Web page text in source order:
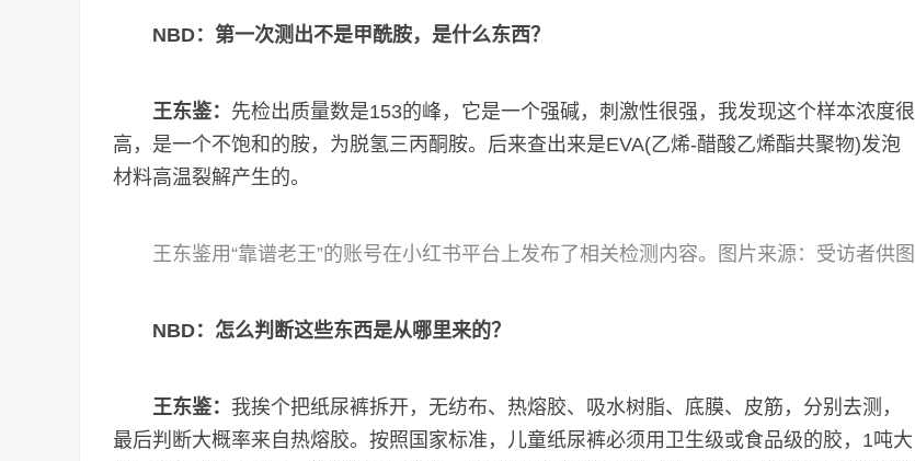
NBD：第一次测出不是甲酰胺，是什么东西？
王东鉴： 先检出质量数是153的峰，它是一个强碱，刺激性很强，我发现这个样本浓度很
高，是一个不饱和的胺，为脱氢三丙酮胺。后来查出来是EVA(乙烯-醋酸乙烯酯共聚物)发泡
材料高温裂解产生的。
王东鉴用“靠谱老王”的账号在小红书平台上发布了相关检测内容。图片来源：受访者供图
NBD：怎么判断这些东西是从哪里来的？
王东鉴： 我挨个把纸尿裤拆开，无纺布、热熔胶、吸水树脂、底膜、皮筋，分别去测，
最后判断大概率来自热熔胶。按照国家标准，儿童纸尿裤必须用卫生级或食品级的胶，1吨大